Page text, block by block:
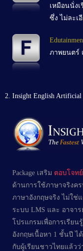
เหมือนนั่ง
ซึ่ง ไม่ละเ
ภาพยนตร์
Insight English Artificial
Package เสริม ตอบโจท
ด้านการใช้ภาษาจริงค
ภาษาอังกฤษจริง ไม่ใช่
ระบบ LMS และ อาจา
โปรแกรมเพื่อการเรีย
อังกฤษเนื้อหา 1 ชั้นปี ไ
กับผู้เรียนชาวไทยแล้ว